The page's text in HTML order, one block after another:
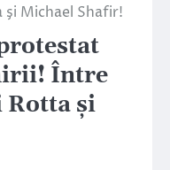
Michael Shafir!
Între
şi